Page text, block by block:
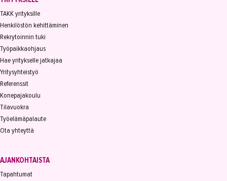
TAKK yrityksille
Henkilöstön kehittäminen
Rekrytoinnin tuki
Työpaikkaohjaus
Hae yritykselle jatkajaa
Yritysyhteistyö
Referenssit
Konepajakoulu
Tilavuokra
Työelämäpalaute
Ota yhteyttä
AJANKOHTAISTA
Tapahtumat